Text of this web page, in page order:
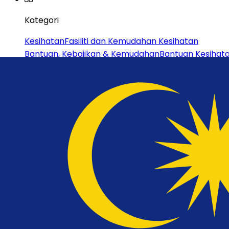
Kategori
KesihatanFasiliti dan Kemudahan Kesihatan
Bantuan, Kebajikan & KemudahanBantuan